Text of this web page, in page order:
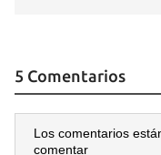
5 Comentarios
Los comentarios
comentar